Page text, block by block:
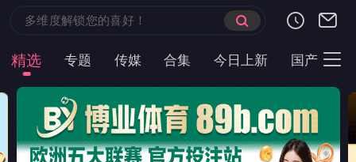
精选 专题 传媒 合集 今日上新 国产